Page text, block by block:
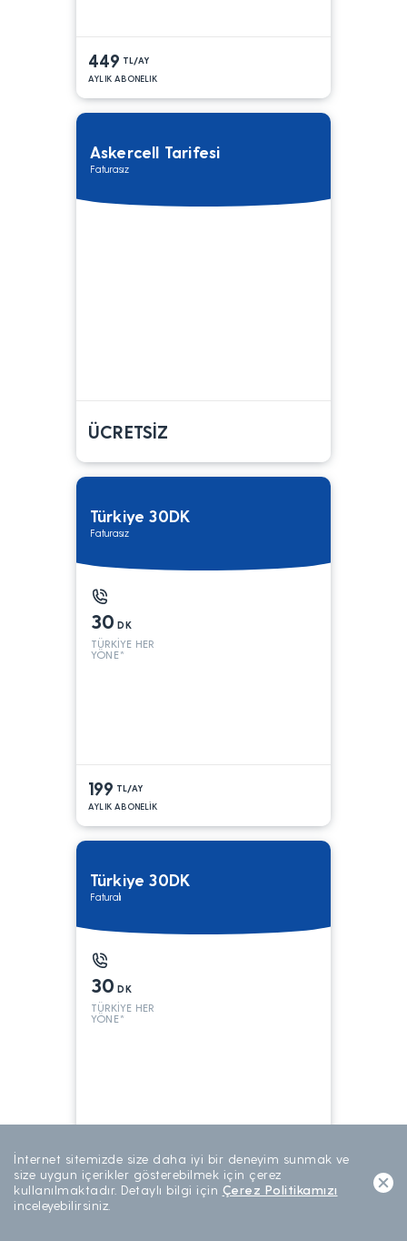
449 TL/AY
AYLIK ABONELIK
Askercell Tarifesi
Faturasız
ÜCRETSİZ
Türkiye 30DK
Faturasız
30 DK
TÜRKİYE HER
YÖNE*
199 TL/AY
AYLIK ABONELİK
Türkiye 30DK
Faturalı
30 DK
TÜRKİYE HER
YÖNE*
199
AYLIK ABONELİK
İnternet sitemizde size daha iyi bir deneyim sunmak ve
size uygun içerikler gösterebilmek için çerez
kullanılmaktadır. Detaylı bilgi için Çerez Politikamızı
inceleyebilirsiniz.